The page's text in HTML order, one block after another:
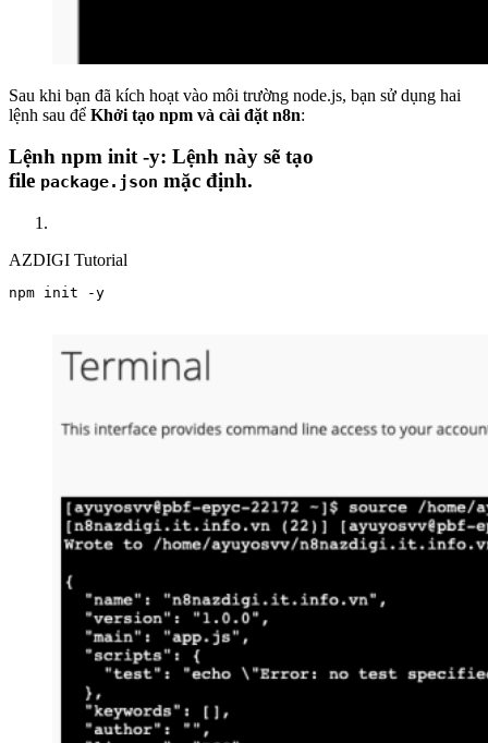
Sau khi bạn đã kích hoạt vào môi trường node.js, bạn sử dụng hai
lệnh sau để Khởi tạo npm và cài đặt n8n:
Lệnh npm init -y: Lệnh này sẽ tạo
file package.json mặc định.
AZDIGI Tutorial
npm init -y